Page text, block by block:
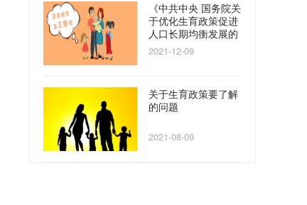
《中共中央 国务院关
于优化生育政策促进
人口长期均衡发展的
决定》
2021-12-09
关于生育政策要了解
的问题
2021-08-09